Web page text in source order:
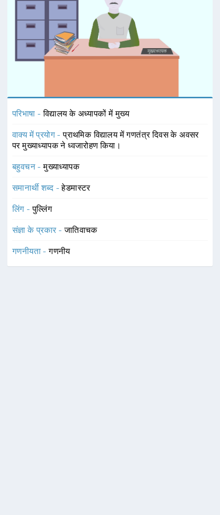
परिभाषा -विद्यालय के अध्यापकों में मुख्य
वाक्य में प्रयोग -प्राथमिक विद्यालय में गणतंत्र दिवस के अवसर
पर मुख्याध्यापक ने ध्वजारोहण किया।
बहुवचन -मुख्याध्यापक
समानार्थी शब्द -हेडमास्टर
लिंग -पुल्लिंग
संज्ञा के प्रकार -जातिवाचक
गणनीयता -गणनीय